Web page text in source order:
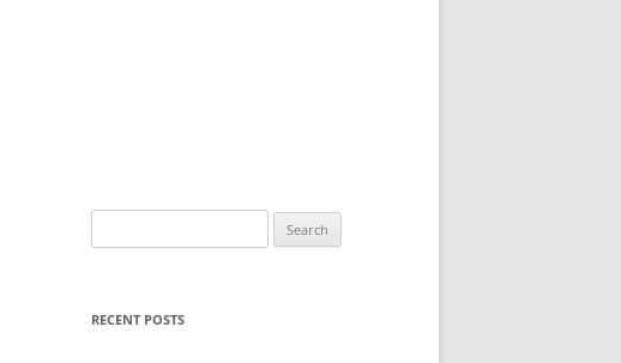
for:
RECENT POSTS